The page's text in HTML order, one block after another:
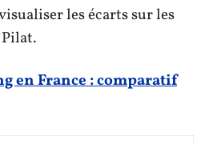
les écarts sur les
en France : comparatif